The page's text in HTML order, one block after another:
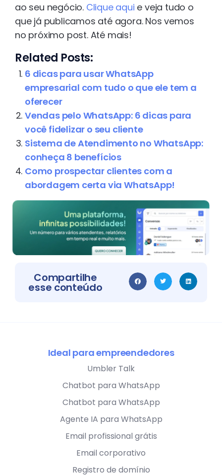
ao seu negócio. Clique aqui e veja tudo o
que já publicamos até agora. Nos vemos
no próximo post. Até mais!
Related Posts:
6 dicas para usar WhatsApp
empresarial com tudo o que ele tem a
oferecer
Vendas pelo WhatsApp: 6 dicas para
você fidelizar o seu cliente
Sistema de Atendimento no WhatsApp:
conheça 8 benefícios
Como prospectar clientes com a
abordagem certa via WhatsApp!
Compartilhe
esse conteúdo
Ideal para empreendedores
Umbler Talk
Chatbot para WhatsApp
Chatbot para WhatsApp
Agente IA para WhatsApp
Email profissional grátis
Email corporativo
Registro de domínio